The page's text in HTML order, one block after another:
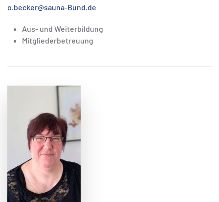
o.becker@sauna-Bund.de
Aus- und Weiterbildung
Mitgliederbetreuung